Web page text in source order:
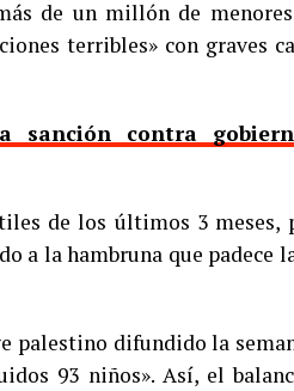
de un millón de
terribles» con graves
sanción contra
de los últimos 3 meses,
a la hambruna que padece
difundido la
93 niños». Así, el